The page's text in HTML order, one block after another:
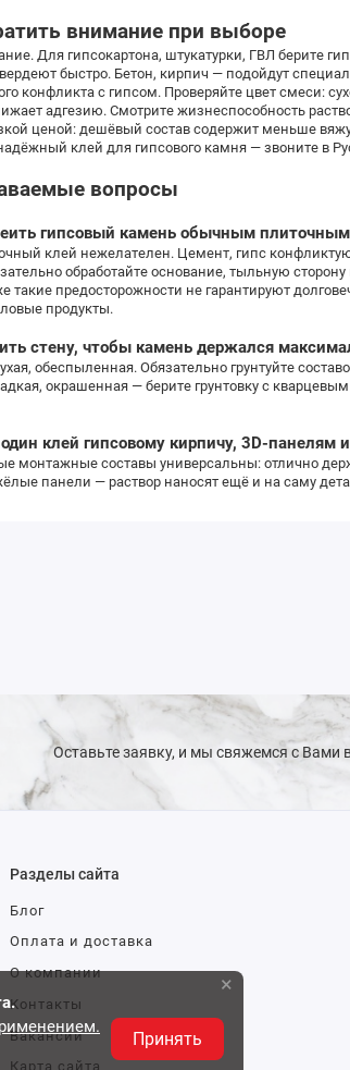
внимание при выборе
Для гипсокартона, штукатурки, ГВЛ берите
быстро. Бетон, кирпич — подойдут
конфликта с гипсом. Проверяйте цвет смеси:
адгезию. Смотрите жизнеспособность
ценой: дешёвый состав содержит меньше
клей для гипсового камня — звоните в
вопросы
гипсовый камень обычным
клей нежелателен. Цемент, гипс
обработайте основание, тыльную
такие предосторожности не гарантируют
продукты.
стену, чтобы камень держался
обеспыленная. Обязательно грунтуйте
окрашенная — берите грунтовку с
клей гипсовому кирпичу, 3D-панелям
монтажные составы универсальны: отлично
панели — раствор наносят ещё и на саму
Оставьте заявку, и мы свяжемся с Вами
Разделы сайта
Блог
Оплата и доставка
О компании
Контакты
Вакансии
Карта сайта
×
Принять